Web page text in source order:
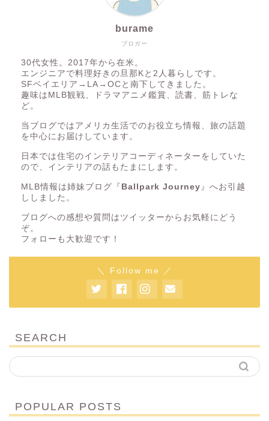
ブロガー
burame
30代女性。2017年から在米。
エンジニアで料理好きの旦那Kと2人暮らしです。
SFベイエリア→LA→OCと南下してきました。
趣味はMLB観戦、ドラマアニメ鑑賞、読書、筋トレな
ど。
当ブログではアメリカ生活でのお役立ち情報、旅の話題
を中心にお届けしています。
日本では住宅のインテリアコーディネーターをしていた
ので、インテリアの話もたまにします。
MLB情報は姉妹ブログ『 Ballpark Journey 』へお引越
ししました。
ブログへの感想や質問はツイッターからお気軽にどう
ぞ。
フォローも大歓迎です！
＼ Follow me ／
SEARCH
POPULAR POSTS